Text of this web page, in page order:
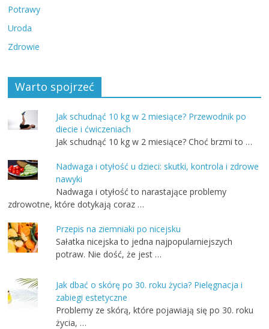
Potrawy
Uroda
Zdrowie
Warto spojrzeć
Jak schudnąć 10 kg w 2 miesiące? Przewodnik po
diecie i ćwiczeniach
Jak schudnąć 10 kg w 2 miesiące? Choć brzmi to …
Nadwaga i otyłość u dzieci: skutki, kontrola i zdrowe
nawyki
Nadwaga i otyłość to narastające problemy
zdrowotne, które dotykają coraz …
Przepis na ziemniaki po nicejsku
Sałatka nicejska to jedna najpopularniejszych
potraw. Nie dość, że jest …
Jak dbać o skórę po 30. roku życia? Pielęgnacja i
zabiegi estetyczne
Problemy ze skórą, które pojawiają się po 30. roku
życia, …